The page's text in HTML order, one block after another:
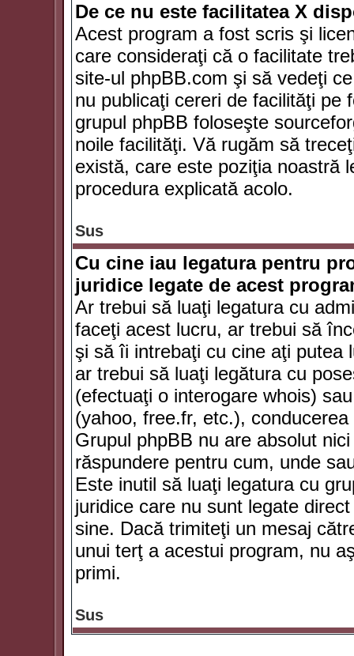
De ce nu este facilitatea X
Acest program a fost scris şi
care consideraţi că o facilitate
site-ul phpBB.com şi să vedeţi
nu publicaţi cereri de facilităţi pe
grupul phpBB foloseşte
noile facilităţi. Vă rugăm să
există, care este poziţia noastră
procedura explicată acolo.
Sus
Cu cine iau legatura pentru
juridice legate de acest
Ar trebui să luaţi legatura cu
faceţi acest lucru, ar trebui să
şi să îi intrebaţi cu cine aţi putea
ar trebui să luaţi legătura cu
(efectuaţi o interogare whois)
(yahoo, free.fr, etc.),
Grupul phpBB nu are absolut
răspundere pentru cum, unde
Este inutil să luaţi legatura cu
juridice care nu sunt legate
sine. Dacă trimiteţi un mesaj
unui terţ a acestui program, nu
primi.
Sus